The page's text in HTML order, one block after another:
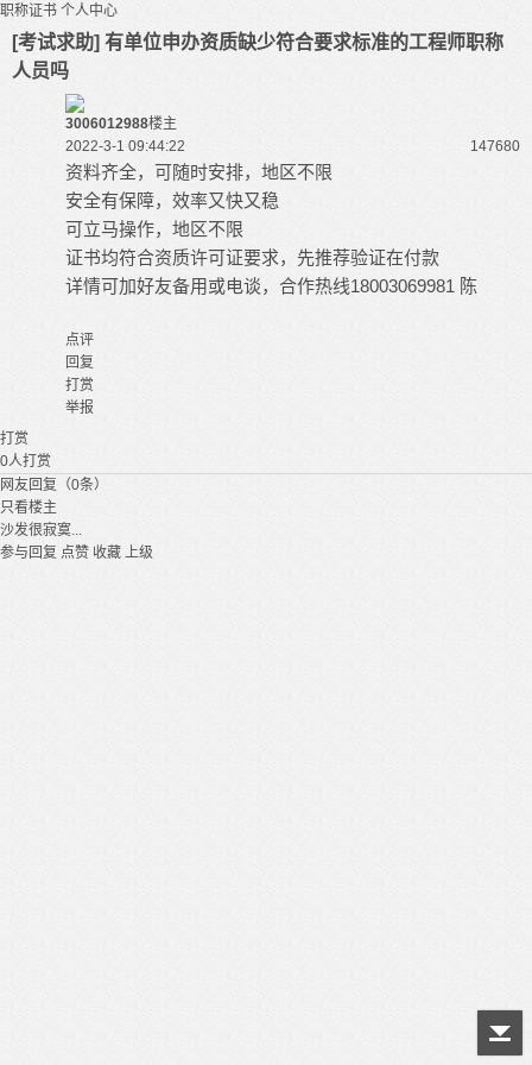
职称证书 个人中心
[考试求助] 有单位申办资质缺少符合要求标准的工程师职称
人员吗
3006012988楼主
2022-3-1 09:44:22
147680
资料齐全，可随时安排，地区不限
安全有保障，效率又快又稳
可立马操作，地区不限
证书均符合资质许可证要求，先推荐验证在付款
详情可加好友备用或电谈，合作热线18003069981 陈
点评
回复
打赏
举报
打赏
0人打赏
网友回复（0条）
只看楼主
沙发很寂寞...
参与回复 点赞 收藏 上级